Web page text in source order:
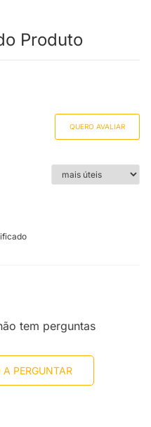
Produto
QUERO AVALIAR
tem perguntas
PERGUNTAR